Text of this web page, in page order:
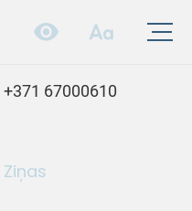
+371 67000610
Ziņas